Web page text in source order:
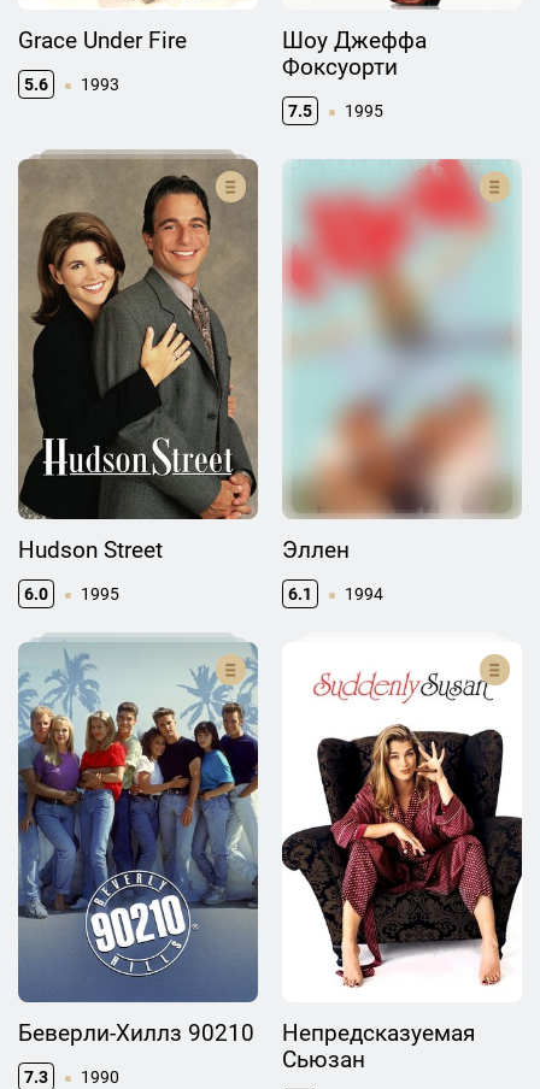
Grace Under Fire
5.6 1993
Шоу Джеффа
Фоксуорти
7.5 1995
Hudson Street
6.0 1995
Эллен
6.1 1994
Беверли-Хиллз 90210
7.3 1990
Непредсказуемая
Сьюзан